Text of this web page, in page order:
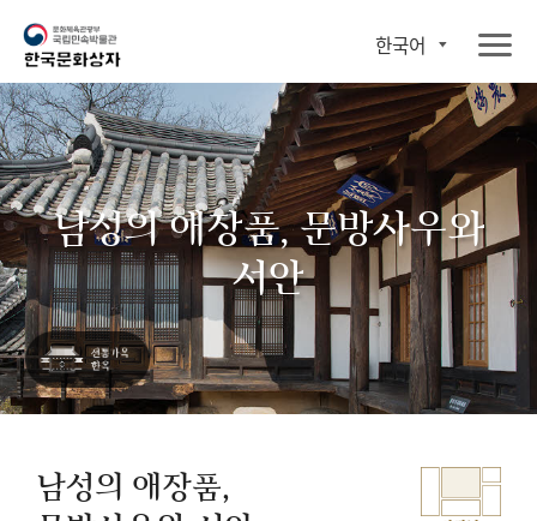
한국어
남성의 애장품, 문방사우와
서안
남성의 애장품,